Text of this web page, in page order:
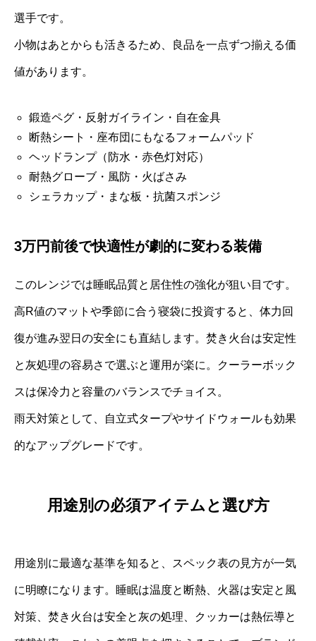
選手です。
小物はあとからも活きるため、良品を一点ずつ揃える価
値があります。
鍛造ペグ・反射ガイライン・自在金具
断熱シート・座布団にもなるフォームパッド
ヘッドランプ（防水・赤色灯対応）
耐熱グローブ・風防・火ばさみ
シェラカップ・まな板・抗菌スポンジ
3万円前後で快適性が劇的に変わる装備
このレンジでは睡眠品質と居住性の強化が狙い目です。
高R値のマットや季節に合う寝袋に投資すると、体力回
復が進み翌日の安全にも直結します。焚き火台は安定性
と灰処理の容易さで選ぶと運用が楽に。クーラーボック
スは保冷力と容量のバランスでチョイス。
雨天対策として、自立式タープやサイドウォールも効果
的なアップグレードです。
用途別の必須アイテムと選び方
用途別に最適な基準を知ると、スペック表の見方が一気
に明瞭になります。睡眠は温度と断熱、火器は安定と風
対策、焚き火台は安全と灰の処理、クッカーは熱伝導と